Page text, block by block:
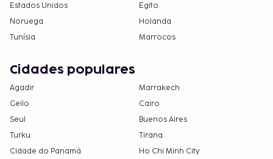
Estados Unidos
Egito
Noruega
Holanda
Tunísia
Marrocos
Cidades populares
Agadir
Marrakech
Geilo
Cairo
Seul
Buenos Aires
Turku
Tirana
Cidade do Panamá
Ho Chi Minh City